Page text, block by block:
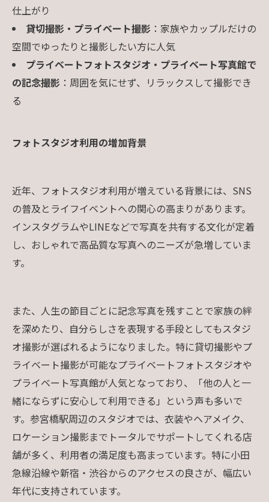
仕上がり
貸切撮影・プライベート撮影：家族やカップルだけの
空間でゆったりと撮影したい方に人気
プライベートフォトスタジオ・プライベート写真館で
の記念撮影 ：周囲を気にせず、リラックスして撮影でき
る
フォトスタジオ利用の増加背景
近年、フォトスタジオ利用が増えている背景には、SNS
の普及とライフイベントへの関心の高まりがあります。
インスタグラムやLINEなどで写真を共有する文化が定着
し、おしゃれで高品質な写真へのニーズが急増していま
す。
また、人生の節目ごとに記念写真を残すことで家族の絆
を深めたり、自分らしさを表現する手段としてもスタジ
オ撮影が選ばれるようになりました。特に貸切撮影やプ
ライベート撮影が可能なプライベートフォトスタジオや
プライベート写真館が人気となっており、「他の人と一
緒にならずに安心して利用できる」という声も多いで
す。参宮橋駅周辺のスタジオでは、衣装やヘアメイク、
ロケーション撮影までトータルでサポートしてくれる店
舗が多く、利用者の満足度も高まっています。特に小田
急線沿線や新宿・渋谷からのアクセスの良さが、幅広い
年代に支持されています。